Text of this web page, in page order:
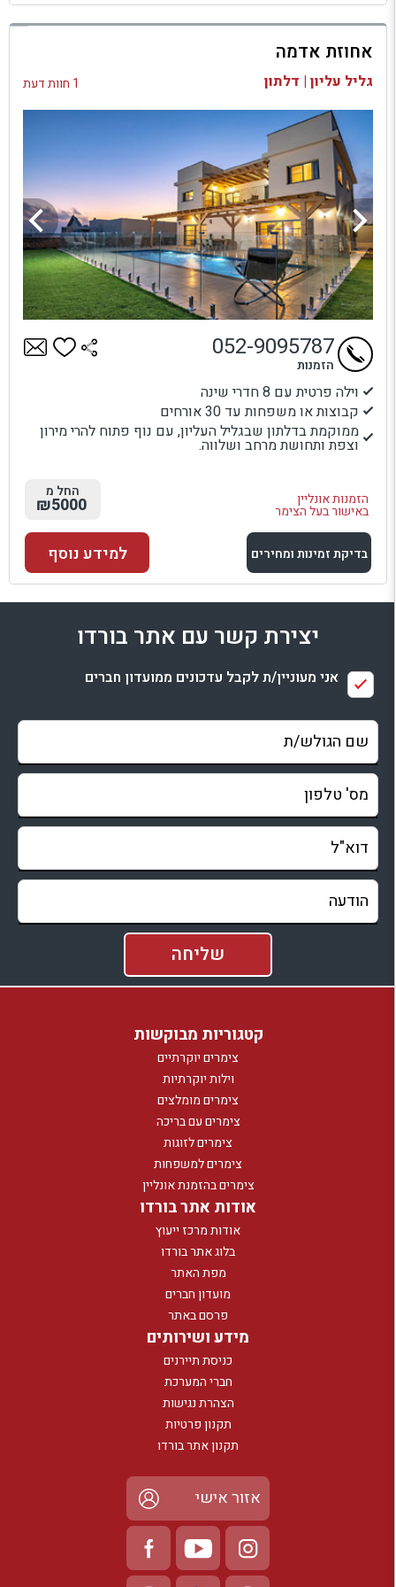
למתחם זה
בדיקת זמינות ומחירים
אחוזת אדמה
גליל עליון | דלתון 1 חוות דעת
וילה פרטית עם 8 חדרי שינה
קבוצות או משפחות עד 30 אורחים
ממוקמת בדלתון שבגליל העליון, עם נוף פתוח להרי מירון
וצפת ותחושת מרחב ושלווה.
הזמנות אונליין
באישור בעל הצימר
052-9095787
הזמנות
החל מ
₪5000
בדיקת זמינות ומחירים
למתחם זה
בדיקת זמינות ומחירים
למידע נוסף
יצירת קשר עם אתר בורדו
אני מעוניין/ת לקבל עדכונים ממועדון חברים
קטגוריות מבוקשות
צימרים יוקרתיים
וילות יוקרתיות
צימרים מומלצים
צימרים עם בריכה
צימרים לזוגות
צימרים למשפחות
צימרים בהזמנת אונליין
אודות אתר בורדו
אודות מרכז ייעוץ
בלוג אתר בורדו
מפת האתר
מועדון חברים
פרסם באתר
מידע ושירותים
כניסת תיירנים
חברי המערכת
הצהרת נגישות
תקנון פרטיות
תקנון אתר בורדו
אזור אישי